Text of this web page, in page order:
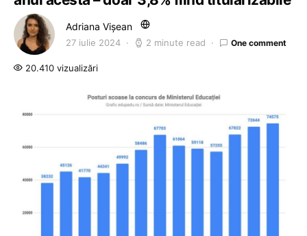
Adriana Vișean
27 iulie 2024 2 minute read One comment
20.410 vizualizări